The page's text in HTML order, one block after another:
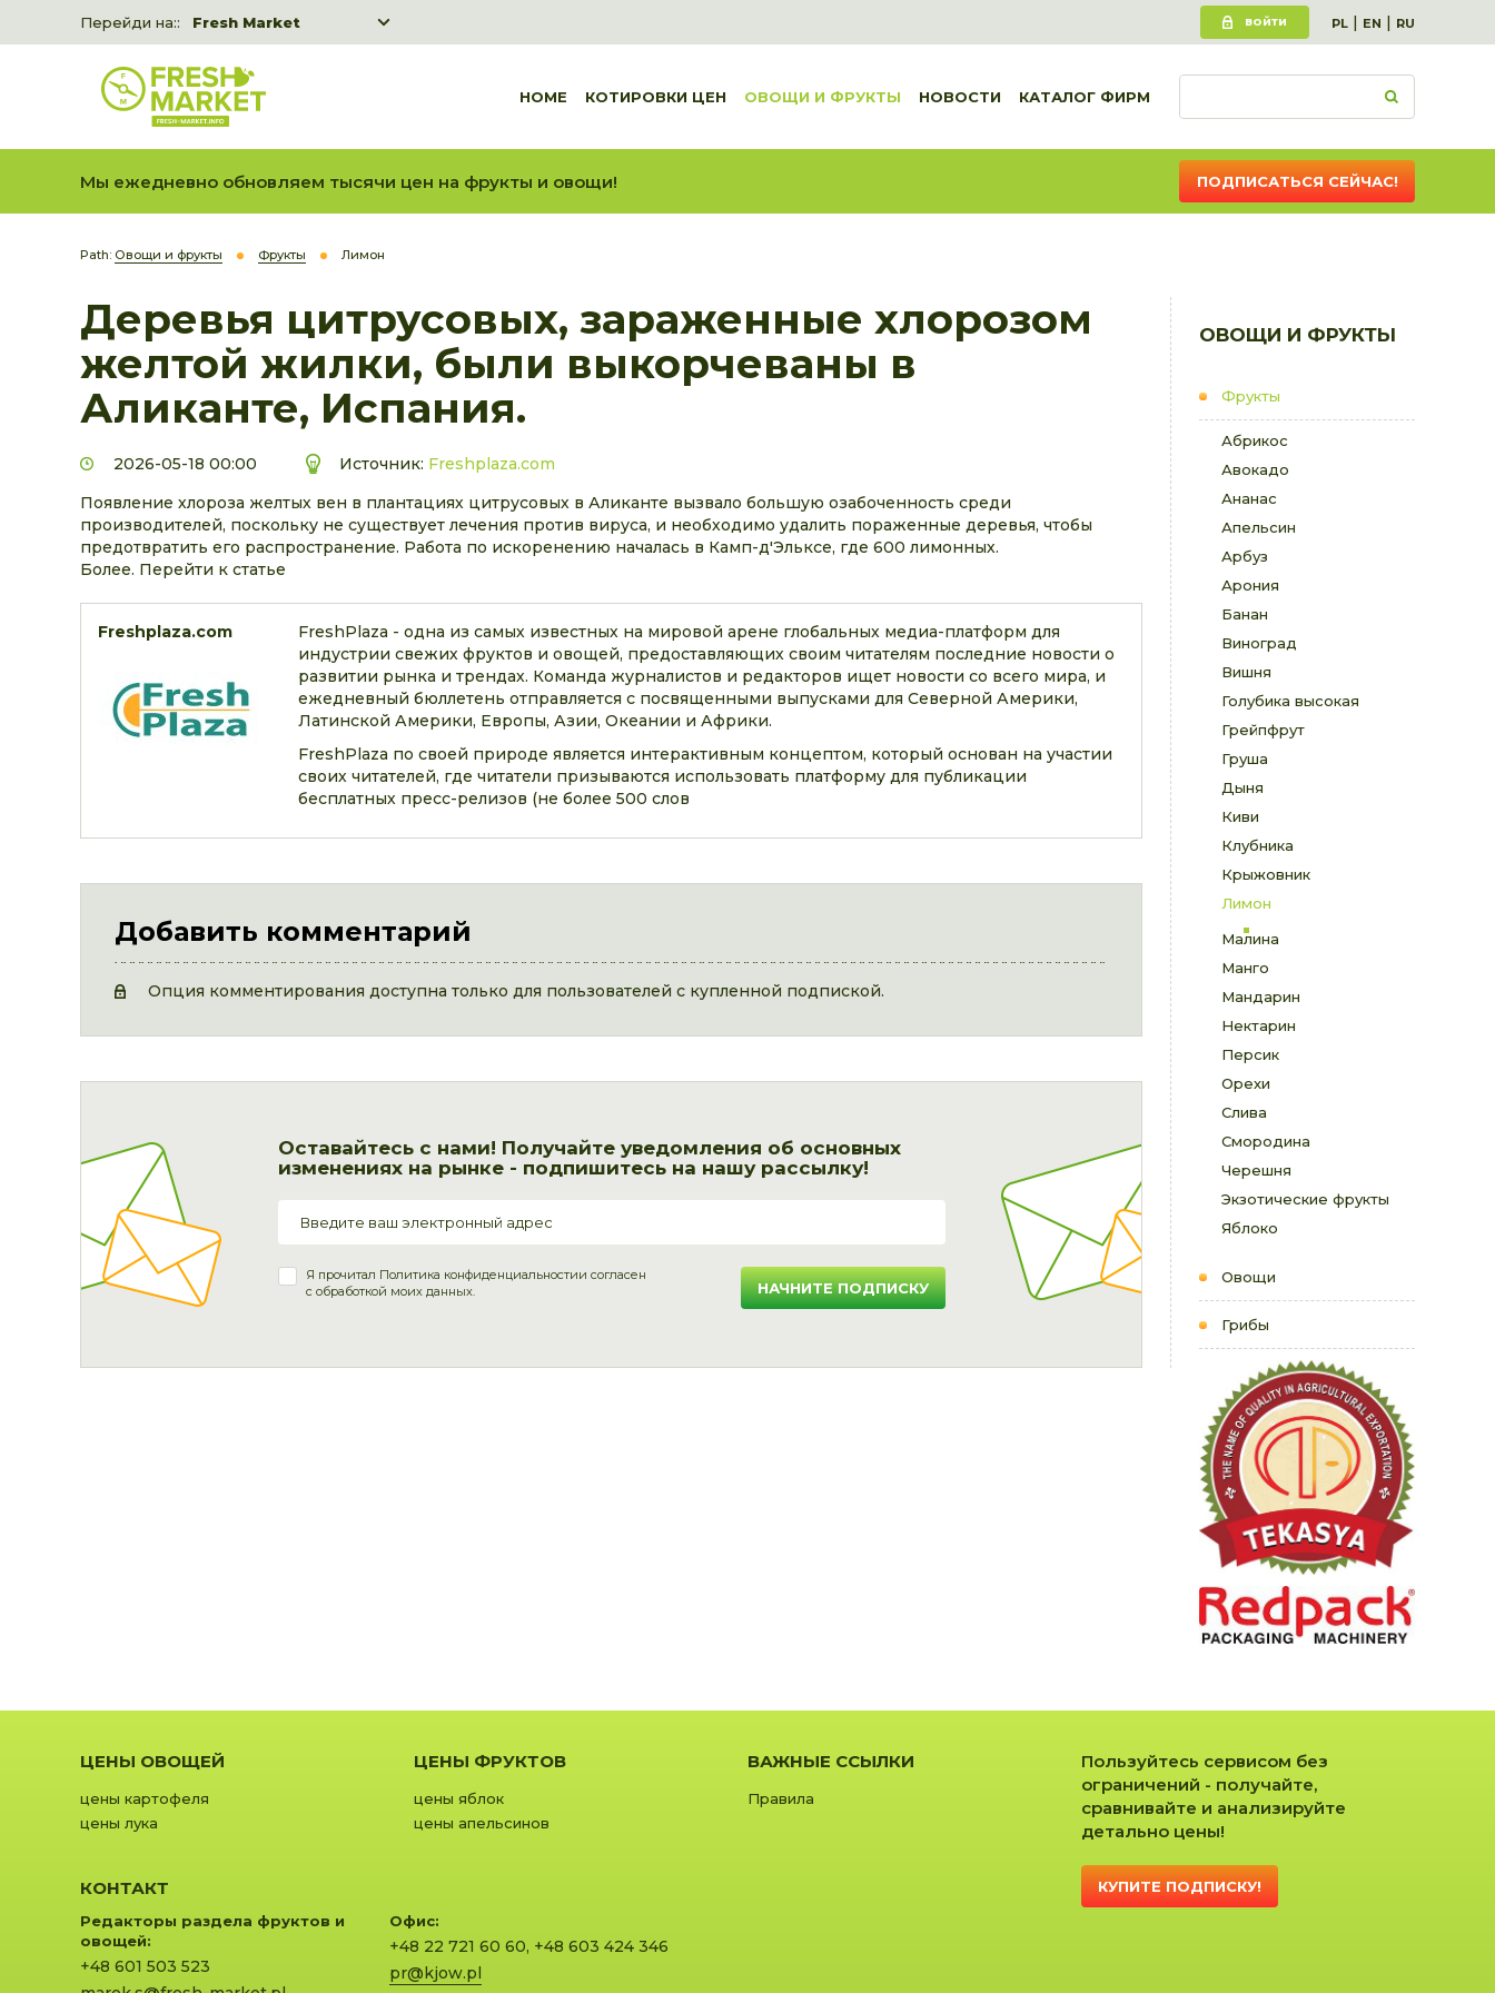
Перейди на::
Fresh Market
Fresh Market event B2B
ВОЙТИ PL | EN | RU
HOME КОТИРОВКИ ЦЕН ОВОЩИ И ФРУКТЫ НОВОСТИ КАТАЛОГ ФИРМ
Мы ежедневно обновляем тысячи цен на фрукты и овощи! ПОДПИСАТЬСЯ СЕЙЧАС!
Path: Овощи и фрукты Фрукты Лимон
ОВОЩИ И ФРУКТЫ
Фрукты
Абрикос
Авокадо
Ананас
Апельсин
Арбуз
Арония
Банан
Виноград
Вишня
Голубика высокая
Грейпфрут
Груша
Дыня
Киви
Клубника
Крыжовник
Лимон
Малина
Манго
Мандарин
Нектарин
Персик
Орехи
Слива
Смородина
Черешня
Экзотические фрукты
Яблоко
Овощи
Грибы
Деревья цитрусовых, зараженные хлорозом
желтой жилки, были выкорчеваны в
Аликанте, Испания.
2026-05-18 00:00 Источник: Freshplaza.com
Появление хлороза желтых вен в плантациях цитрусовых в Аликанте вызвало большую озабоченность среди
производителей, поскольку не существует лечения против вируса, и необходимо удалить пораженные деревья, чтобы
предотвратить его распространение. Работа по искоренению началась в Камп-д'Эльксе, где 600 лимонных.
Более. Перейти к статье
Freshplaza.com
FreshPlaza - одна из самых известных на мировой арене глобальных медиа-платформ для
индустрии свежих фруктов и овощей, предоставляющих своим читателям последние новости о
развитии рынка и трендах. Команда журналистов и редакторов ищет новости со всего мира, и
ежедневный бюллетень отправляется с посвященными выпусками для Северной Америки,
Латинской Америки, Европы, Азии, Океании и Африки.
FreshPlaza по своей природе является интерактивным концептом, который основан на участии
своих читателей, где читатели призываются использовать платформу для публикации
бесплатных пресс-релизов (не более 500 слов
Добавить комментарий
Опция комментирования доступна только для пользователей с купленной подпиской.
Оставайтесь с нами! Получайте уведомления об основных
изменениях на рынке - подпишитесь на нашу рассылку!
Я прочитал Политика конфиденциальностии согласен
с обработкой моих данных.
НАЧНИТЕ ПОДПИСКУ
ЦЕНЫ ОВОЩЕЙ
цены картофеля
цены лука
ЦЕНЫ ФРУКТОВ
цены яблок
цены апельсинов
ВАЖНЫЕ ССЫЛКИ
Правила
КОНТАКТ
Редакторы раздела фруктов и
овощей:
+48 601 503 523
Офис:
+48 22 721 60 60, +48 603 424 346
pr@kjow.pl
Пользуйтесь сервисом без
ограничений - получайте,
сравнивайте и анализируйте
детально цены!
КУПИТЕ ПОДПИСКУ!